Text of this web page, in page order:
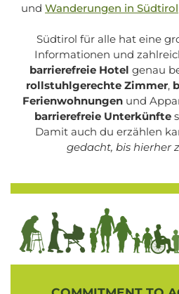
und Wanderungen in Südtirol
Südtirol für alle hat eine
Informationen und
barrierefreie Hotel genau
rollstuhlgerechte Zimmer,
Ferienwohnungen und
barrierefreie Unterkünfte
Damit auch du erzählen
gedacht, bis hierher